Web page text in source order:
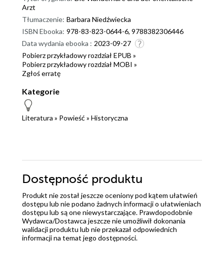
Arzt
Tłumaczenie: Barbara Niedźwiecka
ISBN Ebooka: 978-83-823-0644-6, 9788382306446
Data wydania ebooka : 2023-09-27
Pobierz przykładowy rozdział EPUB »
Pobierz przykładowy rozdział MOBI »
Zgłoś erratę
Kategorie
Literatura » Powieść » Historyczna
Dostępność produktu
Produkt nie został jeszcze oceniony pod kątem ułatwień
dostępu lub nie podano żadnych informacji o ułatwieniach
dostępu lub są one niewystarczające. Prawdopodobnie
Wydawca/Dostawca jeszcze nie umożliwił dokonania
walidacji produktu lub nie przekazał odpowiednich
informacji na temat jego dostępności.